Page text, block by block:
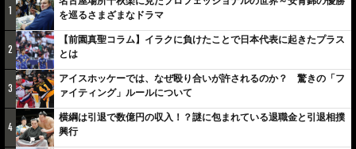
1
を巡るさまざまなドラマ
2
【前園真聖コラム】イラクに負けたことで日本代表に起きたプラス
とは
3
アイスホッケーでは、なぜ殴り合いが許されるのか？ 驚きの「フ
ァイティング」ルールについて
4
横綱は引退で数億円の収入！？謎に包まれている退職金と引退相撲
興行